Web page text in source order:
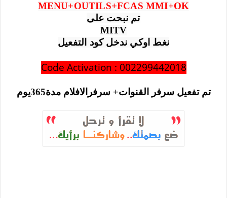
MENU+OUTILS+FCAS MMI+OK
تم نبحت على
MITV
نغط اوكي ندخل كود التفعيل
Code Activation : 002299442018
تم تفعيل سرفر القنوات+ سرفرالافلام مدة365يوم